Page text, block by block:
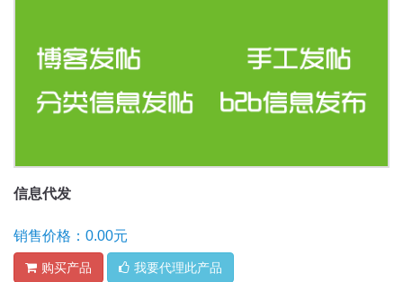
信息代发
销售价格：0.00元
购买产品 我要代理此产品